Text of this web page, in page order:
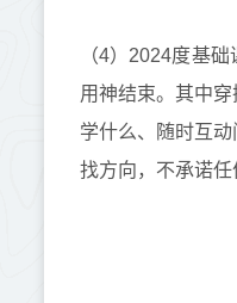
（4）2024度基
用神结束。其中
学什么、随时互
找方向，不承诺任